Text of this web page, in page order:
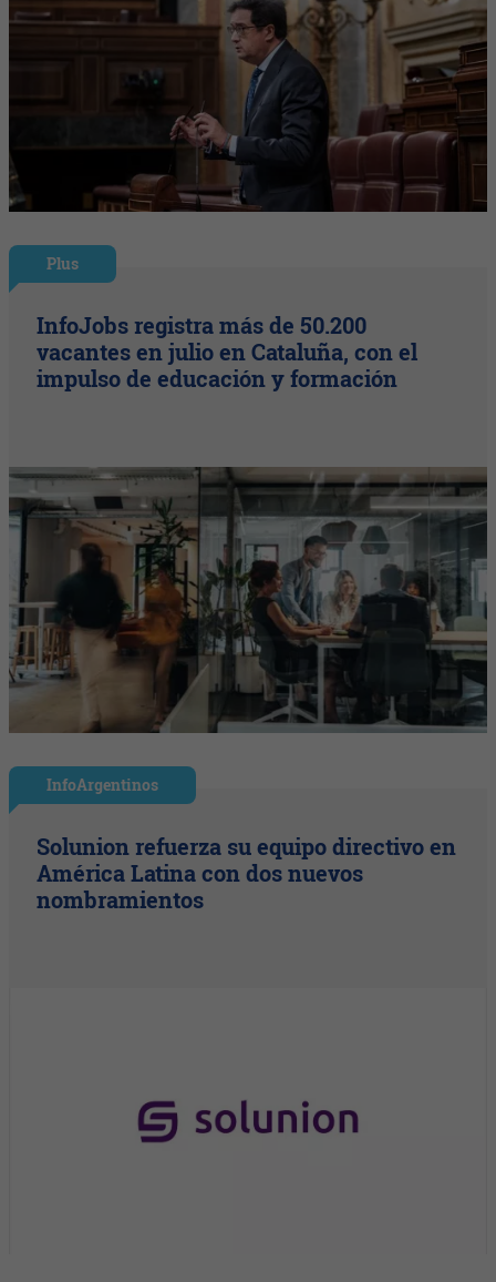
Plus
InfoJobs registra más de 50.200
vacantes en julio en Cataluña, con el
impulso de educación y formación
InfoArgentinos
Solunion refuerza su equipo directivo en
América Latina con dos nuevos
nombramientos